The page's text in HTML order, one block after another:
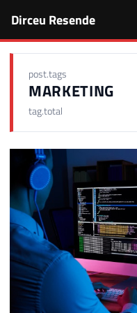
Dirceu Resende
post.tags
MARKETING
tag.total